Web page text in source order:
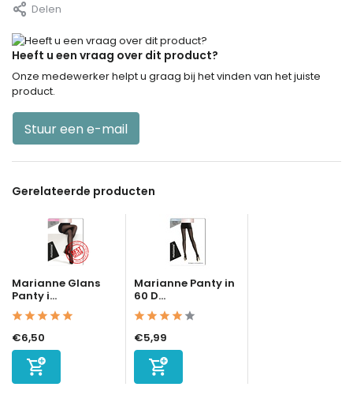
Delen
Heeft u een vraag over dit product?
Onze medewerker helpt u graag bij het vinden van het juiste
product.
Stuur een e-mail
Gerelateerde producten
Marianne Glans
Panty i...
€6,50
Marianne Panty in
60 D...
€5,99